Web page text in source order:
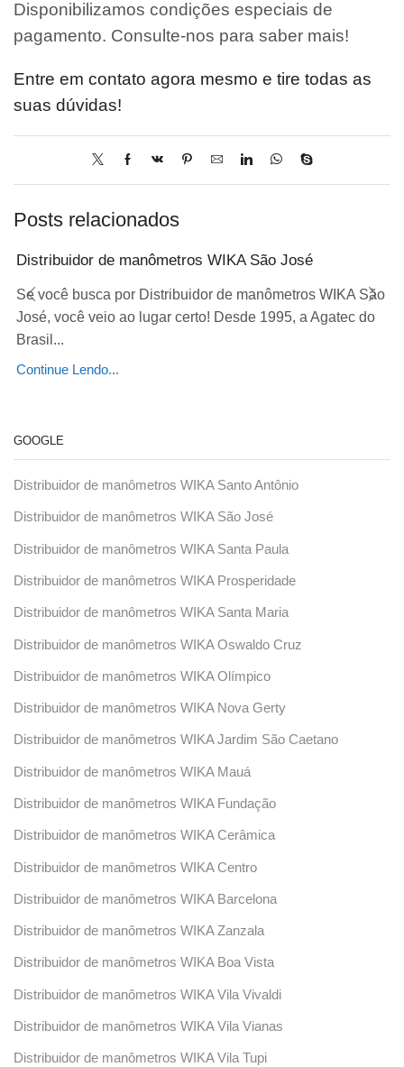
Disponibilizamos condições especiais de
pagamento. Consulte-nos para saber mais!
Entre em contato agora mesmo e tire todas as
suas dúvidas!
Posts relacionados
Distribuidor de manômetros WIKA São José
Se você busca por Distribuidor de manômetros WIKA São
José, você veio ao lugar certo! Desde 1995, a Agatec do
Brasil...
Continue Lendo...
GOOGLE
Distribuidor de manômetros WIKA Santo Antônio
Distribuidor de manômetros WIKA São José
Distribuidor de manômetros WIKA Santa Paula
Distribuidor de manômetros WIKA Prosperidade
Distribuidor de manômetros WIKA Santa Maria
Distribuidor de manômetros WIKA Oswaldo Cruz
Distribuidor de manômetros WIKA Olímpico
Distribuidor de manômetros WIKA Nova Gerty
Distribuidor de manômetros WIKA Jardim São Caetano
Distribuidor de manômetros WIKA Mauá
Distribuidor de manômetros WIKA Fundação
Distribuidor de manômetros WIKA Cerâmica
Distribuidor de manômetros WIKA Centro
Distribuidor de manômetros WIKA Barcelona
Distribuidor de manômetros WIKA Zanzala
Distribuidor de manômetros WIKA Boa Vista
Distribuidor de manômetros WIKA Vila Vivaldi
Distribuidor de manômetros WIKA Vila Vianas
Distribuidor de manômetros WIKA Vila Tupi